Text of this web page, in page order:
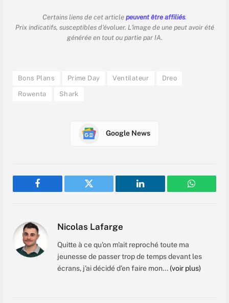
Certains liens de cet article peuvent être affiliés.
Prix indicatifs, susceptibles d'évoluer. L'image de une peut avoir été
générée en tout ou partie par IA.
Bons Plans Prime Day Ventilateur Dreo
Rowenta Shark
Google News
Facebook Twitter LinkedIn
Nicolas Lafarge
Quitte à ce qu'on m'ait reproché toute ma
jeunesse de passer trop de temps devant les
écrans, j'ai décidé d'en faire mon... (voir plus)